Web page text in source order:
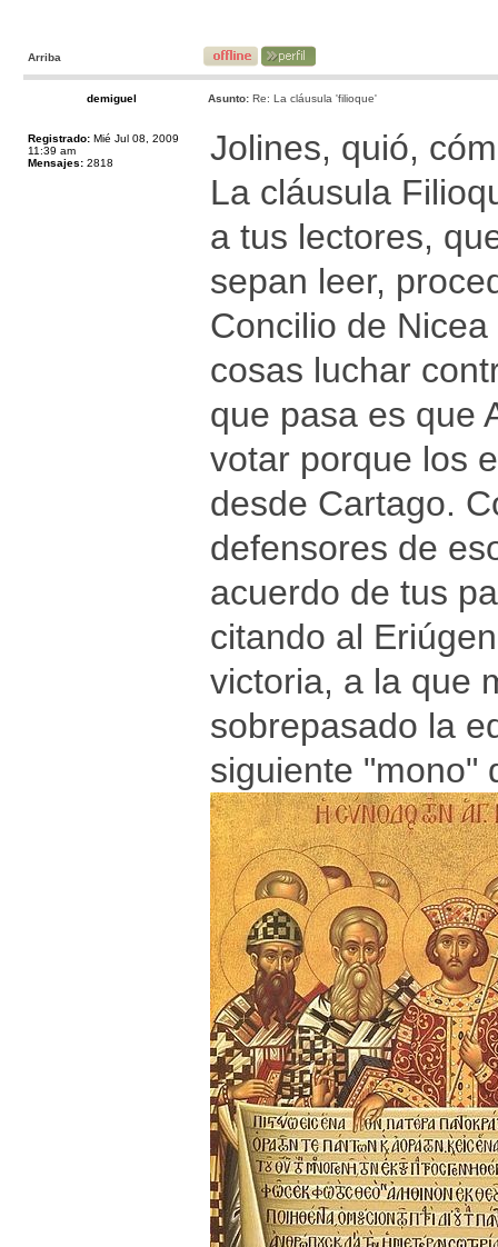
Arriba
demiguel Asunto: Re: La cláusula 'filioque'
Registrado: Mié Jul 08, 2009
11:39 am
Mensajes: 2818
Jolines, quió,
La cláusula
a tus lectores,
sepan leer,
Concilio de
cosas luchar
que pasa es que
votar porque los
desde Cartago.
defensores de
acuerdo de tus
citando al
victoria, a la que
sobrepasado la
siguiente "mono"